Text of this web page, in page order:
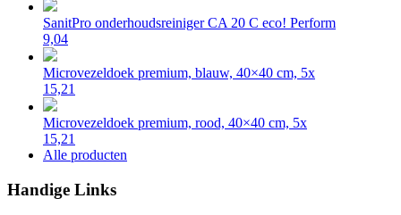
SanitPro onderhoudsreiniger CA 20 C eco! Perform
9,04
Microvezeldoek premium, blauw, 40×40 cm, 5x
15,21
Microvezeldoek premium, rood, 40×40 cm, 5x
15,21
Alle producten
Handige Links